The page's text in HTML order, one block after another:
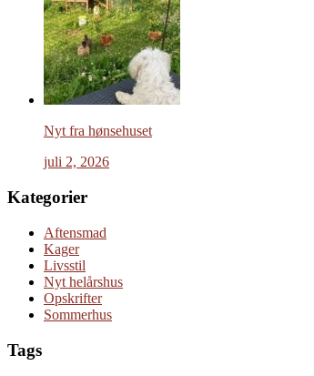
Nyt fra hønsehuset
juli 2, 2026
Kategorier
Aftensmad
Kager
Livsstil
Nyt helårshus
Opskrifter
Sommerhus
Tags